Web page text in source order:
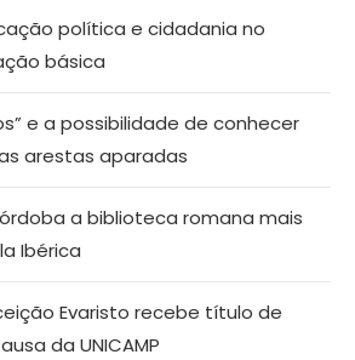
política e cidadania no
básica
e a possibilidade de conhecer
arestas aparadas
a biblioteca romana mais
Ibérica
Evaristo recebe título de
da UNICAMP